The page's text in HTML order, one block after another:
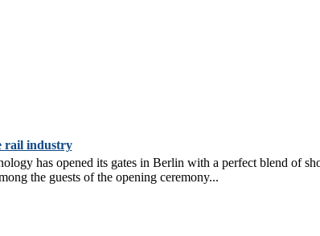
rail industry
has opened its gates in Berlin with a perfect blend of
the guests of the opening ceremony...